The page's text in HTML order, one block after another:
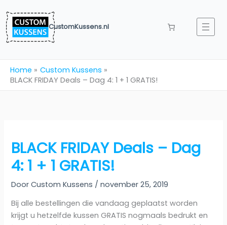
naar
de
inhoud
CustomKussens.nl
Home
Custom Kussens
BLACK FRIDAY Deals – Dag 4: 1 + 1 GRATIS!
BLACK FRIDAY Deals – Dag
4: 1 + 1 GRATIS!
DoorCustom Kussens /november 25, 2019
Bij alle bestellingen die vandaag geplaatst worden
krijgt u hetzelfde kussen GRATIS nogmaals bedrukt en